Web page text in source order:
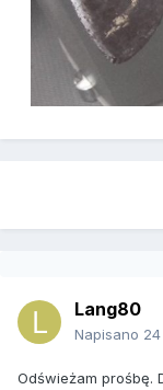
Lang80
Napisano
Odświeżam prośbę.